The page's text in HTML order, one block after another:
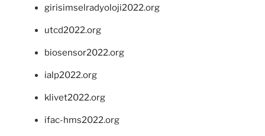
girisimselradyoloji2022.org
utcd2022.org
biosensor2022.org
ialp2022.org
klivet2022.org
ifac-hms2022.org